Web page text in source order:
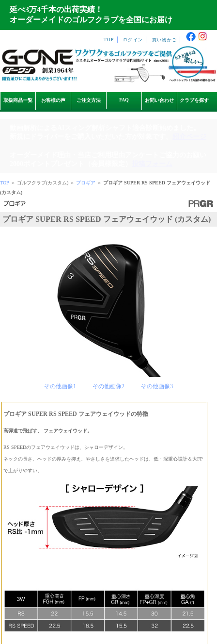
延べ3万4千本の出荷実績！
オーダーメイドのゴルフクラブを全国にお届け
TOP ログイン 買い物かご
取扱商品一覧 お客様の声 ご注文方法 FAQ お問い合わせ クラブを探す
TOP ＞ ゴルフクラブ(カスタム) ＞ プロギア ＞ プロギア SUPER RS SPEED フェアウェイウッド
(カスタム)
プロギア SUPER RS SPEED フェアウェイウッド (カスタム)
その他画像1 その他画像2 その他画像3
プロギア SUPER RS SPEED フェアウェイウッドの特徴
高弾道で飛ばす、 フェアウェイウッド。
RS SPEEDのフェアウェイウッドは、シャローデザイン。
ネックの長さ、ヘッドの厚みを抑え、やさしさを追求したヘッドは、低・深重心設計＆大FP
で上がりやすい。